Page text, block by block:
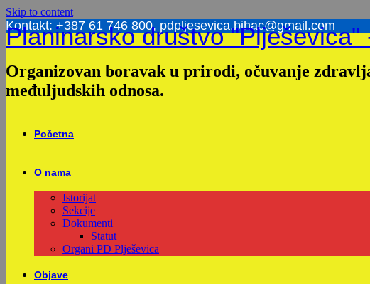
Skip to content
Kontakt: +387 61 746 800, pdpljesevica.bihac@gmail.com
Planinarsko društvo "Plješevica"
Organizovan boravak u prirodi, očuvanje
međuljudskih odnosa.
Početna
O nama
Istorijat
Sekcije
Dokumenti
Statut
Organi PD Plješevica
Objave